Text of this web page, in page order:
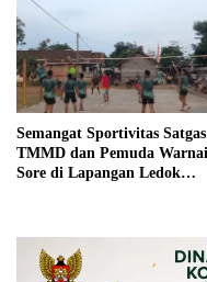
Semangat Sportivitas Satgas
TMMD dan Pemuda Warnai
Sore di Lapangan Ledok